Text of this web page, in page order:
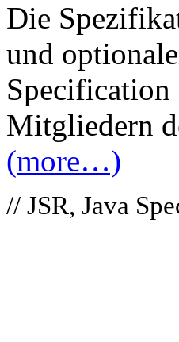
Die
und
Specification
Mitgliedern
(more…)
// JSR, Java